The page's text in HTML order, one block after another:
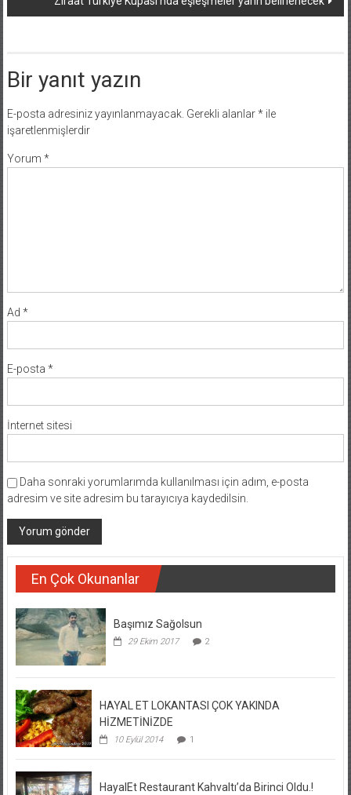
Bir yanıt yazın
E-posta adresiniz yayınlanmayacak. Gerekli alanlar*ile
işaretlenmişlerdir
Yorum *
Ad *
E-posta *
İnternet sitesi
Daha sonraki yorumlarımda kullanılması için adım, e-posta
adresim ve site adresim bu tarayıcıya kaydedilsin.
En Çok Okunanlar
Başımız Sağolsun
29 Ekim 2017 2
HAYAL ET LOKANTASI ÇOK YAKINDA
HİZMETİNİZDE
10 Eylül 2014 1
HayalEt Restaurant Kahvaltı’da Birinci Oldu.!